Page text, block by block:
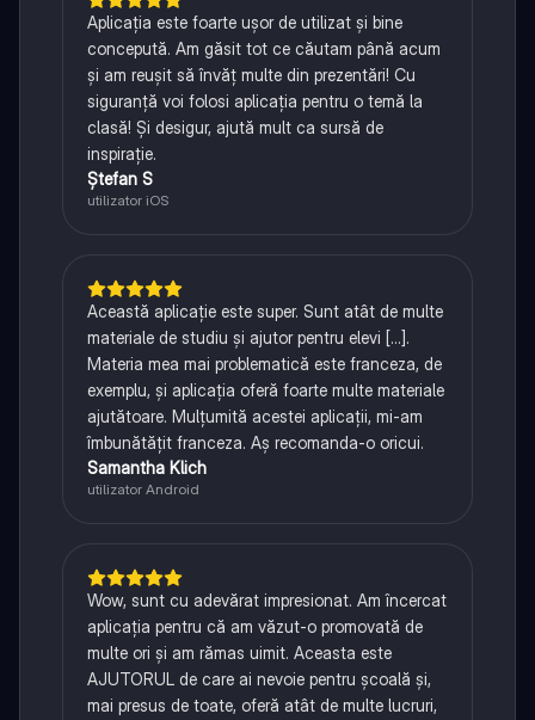
Aplicația este foarte ușor de utilizat și bine
concepută. Am găsit tot ce căutam până acum
și am reușit să învăț multe din prezentări! Cu
siguranță voi folosi aplicația pentru o temă la
clasă! Și desigur, ajută mult ca sursă de
inspirație.
Ștefan S
utilizator iOS
Această aplicație este super. Sunt atât de multe
materiale de studiu și ajutor pentru elevi [...].
Materia mea mai problematică este franceza, de
exemplu, și aplicația oferă foarte multe materiale
ajutătoare. Mulțumită acestei aplicații, mi-am
îmbunătățit franceza. Aș recomanda-o oricui.
Samantha Klich
utilizator Android
Wow, sunt cu adevărat impresionat. Am încercat
aplicația pentru că am văzut-o promovată de
multe ori și am rămas uimit. Aceasta este
AJUTORUL de care ai nevoie pentru școală și,
mai presus de toate, oferă atât de multe lucruri,